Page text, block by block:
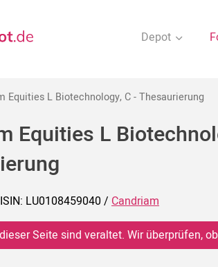
Depot
Equities L Biotechnology, C - Thesaurierung
Equities L
LU0108459040 / Candriam
Seite sind veraltet. Wir überprüfen,